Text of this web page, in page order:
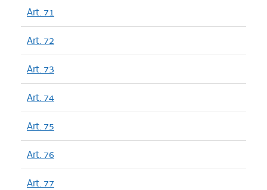
Art. 71
Art. 72
Art. 73
Art. 74
Art. 75
Art. 76
Art. 77